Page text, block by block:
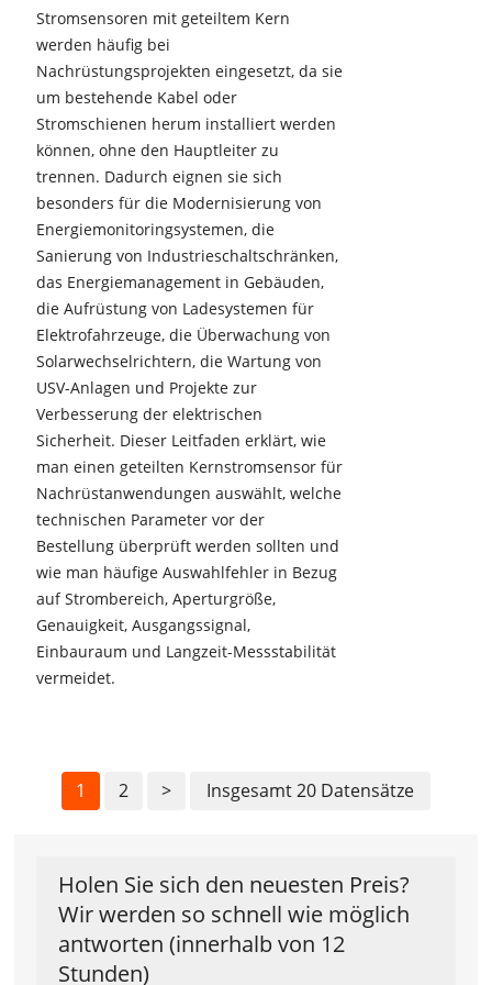
Stromsensoren mit geteiltem Kern
werden häufig bei
Nachrüstungsprojekten eingesetzt, da sie
um bestehende Kabel oder
Stromschienen herum installiert werden
können, ohne den Hauptleiter zu
trennen. Dadurch eignen sie sich
besonders für die Modernisierung von
Energiemonitoringsystemen, die
Sanierung von Industrieschaltschränken,
das Energiemanagement in Gebäuden,
die Aufrüstung von Ladesystemen für
Elektrofahrzeuge, die Überwachung von
Solarwechselrichtern, die Wartung von
USV-Anlagen und Projekte zur
Verbesserung der elektrischen
Sicherheit. Dieser Leitfaden erklärt, wie
man einen geteilten Kernstromsensor für
Nachrüstanwendungen auswählt, welche
technischen Parameter vor der
Bestellung überprüft werden sollten und
wie man häufige Auswahlfehler in Bezug
auf Strombereich, Aperturgröße,
Genauigkeit, Ausgangssignal,
Einbauraum und Langzeit-Messstabilität
vermeidet.
1 2 > Insgesamt 20 Datensätze
Holen Sie sich den neuesten Preis?
Wir werden so schnell wie möglich
antworten (innerhalb von 12
Stunden)